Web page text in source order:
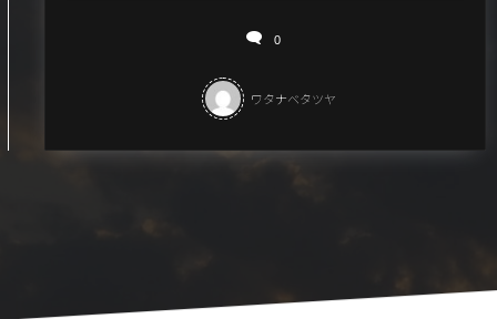
0
ワタナベタツヤ